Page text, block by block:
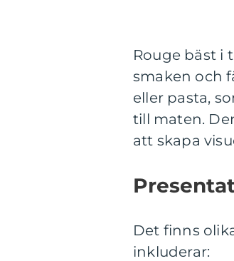
Rouge bäst i
smaken och
eller pasta,
till maten.
att skapa
Det finns
inkluderar: